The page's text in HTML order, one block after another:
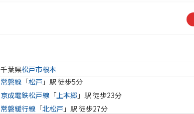
千葉県松戸市根本
常磐線 「松戸 」駅 徒歩5分
京成電鉄松戸線 「上本郷 」駅 徒歩23分
常磐緩行線 「北松戸 」駅 徒歩27分